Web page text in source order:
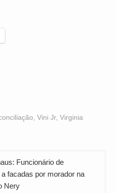
Vini Jr, Virginia
Funcionário de
facadas por morador na
Nery